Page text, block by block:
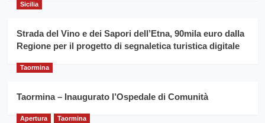
Sicilia
Strada del Vino e dei Sapori dell’Etna, 90mila euro dalla
Regione per il progetto di segnaletica turistica digitale
Taormina
Taormina – Inaugurato l’Ospedale di Comunità
Apertura Taormina